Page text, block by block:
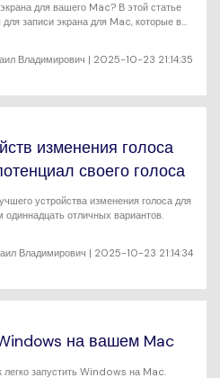
для вашего Mac? В этой статье
записи экрана для Mac, которые вы
Владимирович | 2025-10-23 21:14:35
изменения голоса
своего голоса
устройства изменения голоса для
отличных вариантов.
Владимирович | 2025-10-23 21:14:34
на вашем Mac
легко запустить Windows на Mac.